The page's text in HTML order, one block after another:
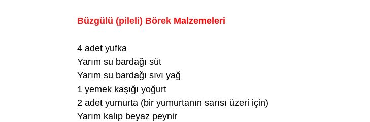
Büzgülü (pileli) Börek Malzemeleri
4 adet yufka
Yarım su bardağı süt
Yarım su bardağı sıvı yağ
1 yemek kaşığı yoğurt
2 adet yumurta (bir yumurtanın sarısı üzeri için)
Yarım kalıp beyaz peynir